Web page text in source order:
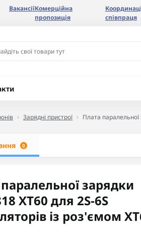
ВакансіїКомерційна
пропозиція
співпраця
Зарядні пристрої Плата паралельної
0
зарядки
XT60 для 2S-6S
із роз'ємом